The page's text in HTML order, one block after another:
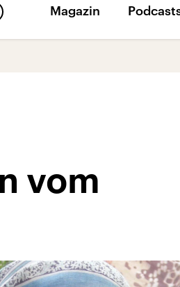
Magazin
vom